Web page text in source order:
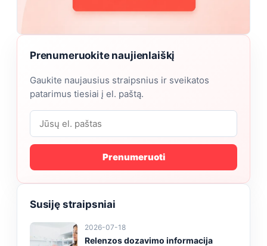
Prenumeruokite naujienlaiškį
Gaukite naujausius straipsnius ir sveikatos
patarimus tiesiai į el. paštą.
Prenumeruoti
Susiję straipsniai
2026-07-18
Relenzos dozavimo informacija